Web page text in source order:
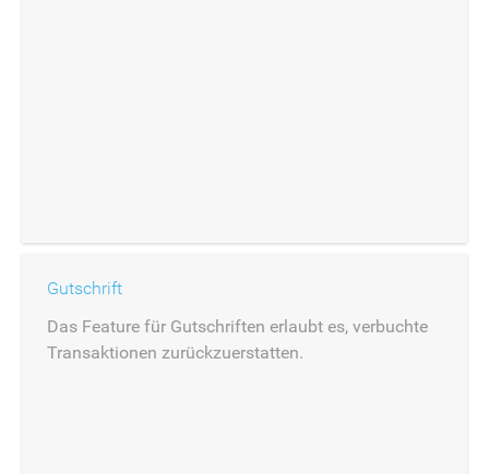
Gutschrift
Das Feature für Gutschriften erlaubt es, verbuchte
Transaktionen zurückzuerstatten.